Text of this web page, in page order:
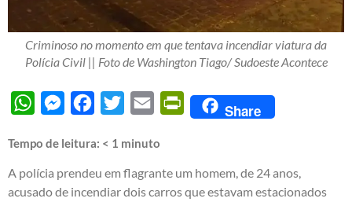
Criminoso no momento em que tentava incendiar viatura da
Polícia Civil || Foto de Washington Tiago/ Sudoeste Acontece
WhatsAppMessengerFacebook
Twitter Email PrintFriendly
Share
Tempo de leitura: < 1 minuto
A polícia prendeu em flagrante um homem, de 24 anos,
acusado de incendiar dois carros que estavam estacionados